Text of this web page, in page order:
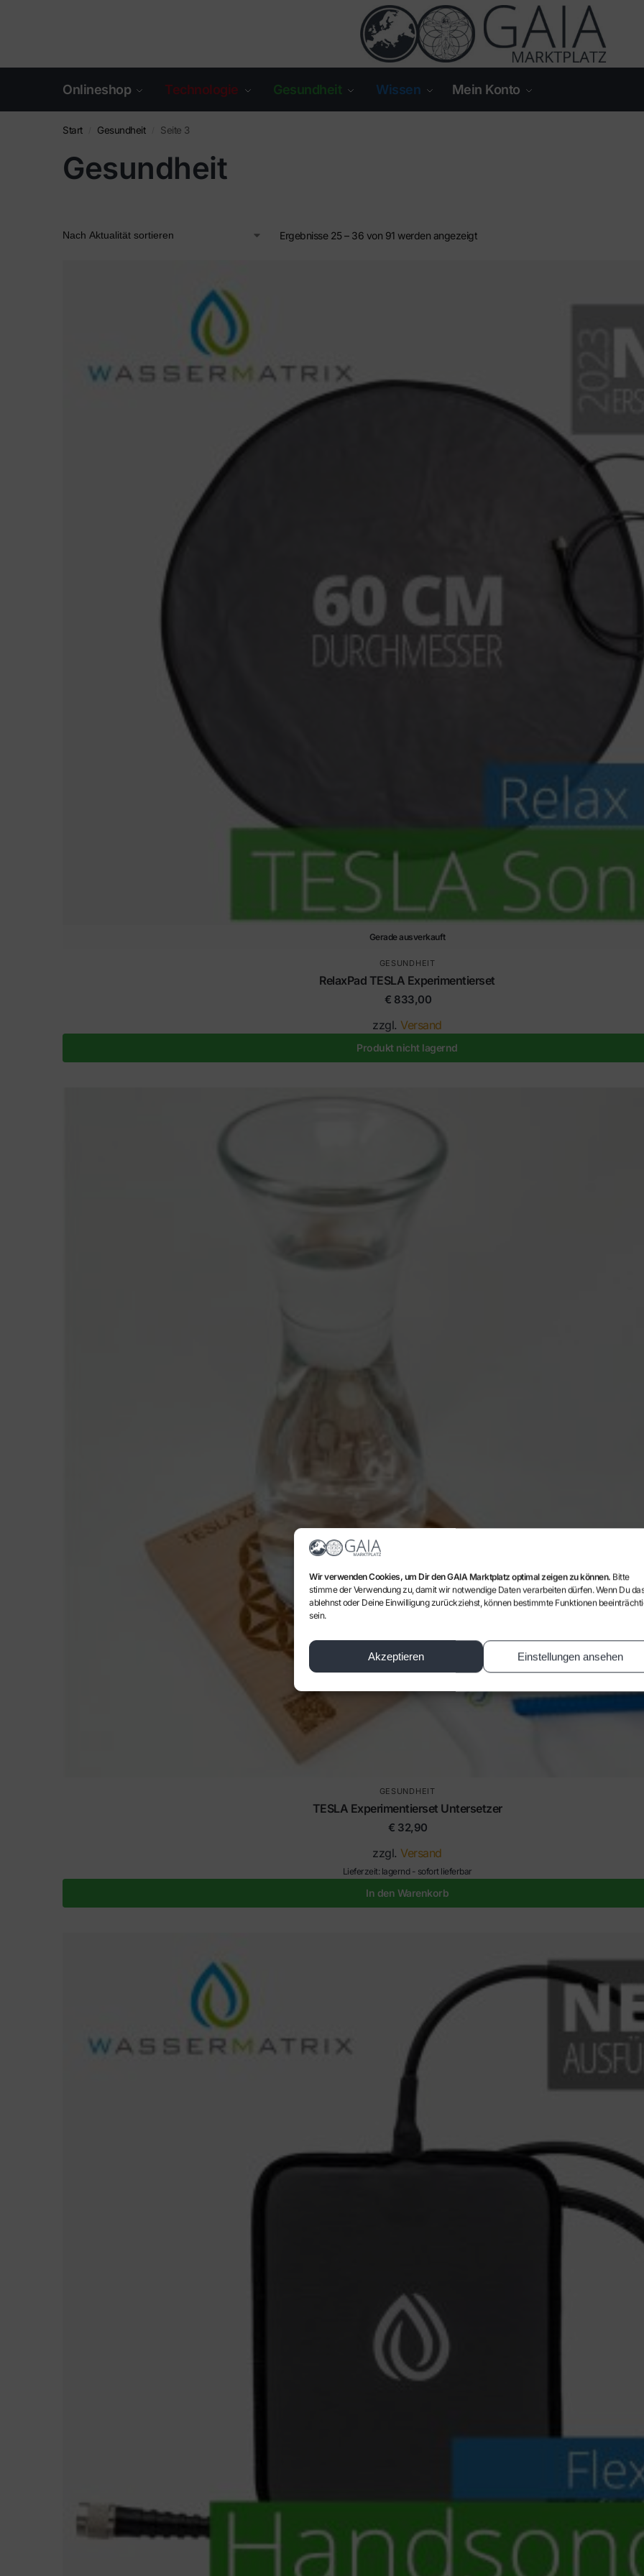
Wir verwenden Cookies, um Dir den GAIA Marktplatz optimal zeigen zu können. Bitte
stimme der Verwendung zu, damit wir notwendige Daten verarbeiten dürfen. Wenn Du das
ablehnst oder Deine Einwilligung zurückziehst, können bestimmte Funktionen
sein.
Akzeptieren Einstellungen ansehen
Onlineshop Technologie Gesundheit Wissen Mein Konto
Start Gesundheit Seite 3
Gesundheit
Ergebnisse 25 – 36 von 91 werden angezeigt
Gerade ausverkauft
GESUNDHEIT
RelaxPad TESLA Experimentierset
€ 833,00
zzgl. Versand
Produkt nicht lagernd
GESUNDHEIT
TESLA Experimentierset Untersetzer
€ 32,90
zzgl. Versand
Lieferzeit: lagernd - sofort lieferbar
In den Warenkorb